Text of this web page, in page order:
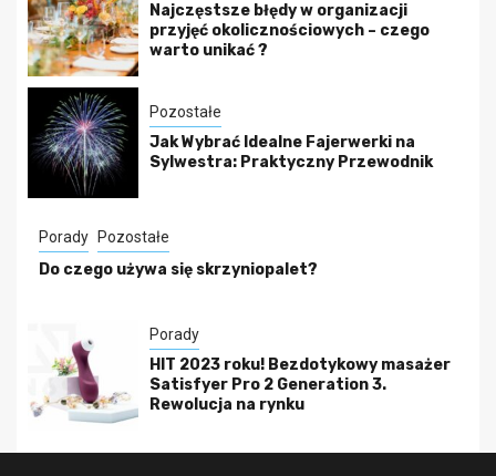
Najczęstsze błędy w organizacji
przyjęć okolicznościowych – czego
warto unikać ?
Pozostałe
Jak Wybrać Idealne Fajerwerki na
Sylwestra: Praktyczny Przewodnik
Porady Pozostałe
Do czego używa się skrzyniopalet?
Porady
HIT 2023 roku! Bezdotykowy masażer
Satisfyer Pro 2 Generation 3.
Rewolucja na rynku